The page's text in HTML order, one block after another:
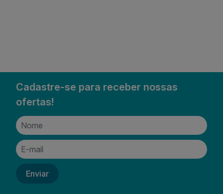
Cadastre-se para receber nossas
ofertas!